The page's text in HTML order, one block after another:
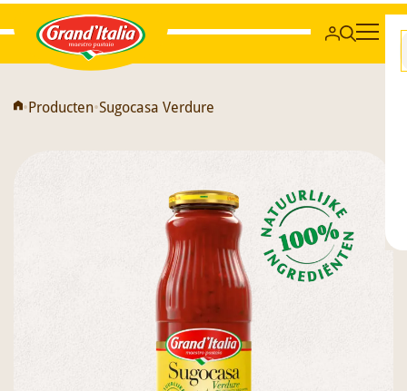
Grand'Italia
•Producten•Sugocasa Verdure